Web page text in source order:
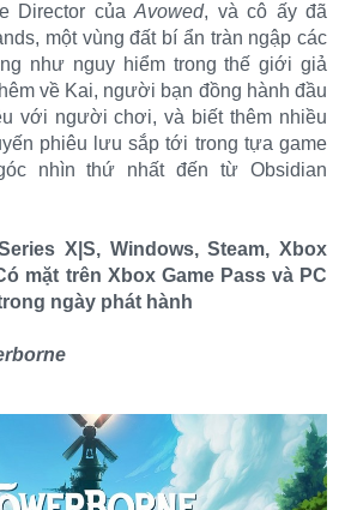
Director củaAvowed, và cô ấy đã
một vùng đất bí ẩn tràn ngập các
như nguy hiểm trong thế giới giả
về Kai, người bạn đồng hành đầu
với người chơi, và biết thêm nhiều
phiêu lưu sắp tới trong tựa game
nhìn thứ nhất đến từ Obsidian
X|S, Windows, Steam, Xbox
mặt trên Xbox Game Pass và PC
ngày phát hành